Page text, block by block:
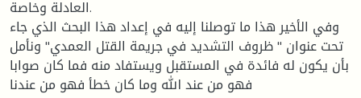
العادلة وخاصة.
وفي الأخير هذا ما توصلنا إليه في إعداد هذا البحث الذي جاء
تحت عنوان " ظروف التشديد في جريمة القتل العمدي" ونأمل
بأن يكون له فائدة في المستقبل ويستفاد منه فما كان صوابا
فهو من عند الله وما كان خطأ فهو من عندنا